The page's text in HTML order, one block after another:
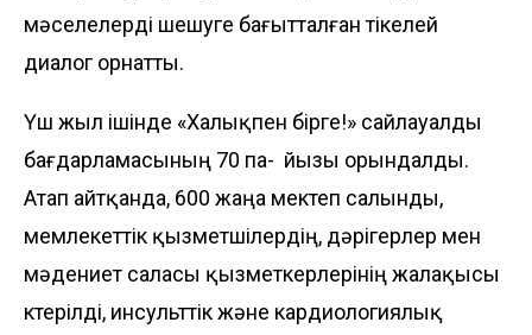
мәселелерді шешуге бағытталған тікелей
диалог орнатты.
Үш жыл ішінде «Халықпен бірге!» сайлауалды
бағдарламасының 70 па- йызы орындалды.
Атап айтқанда, 600 жаңа мектеп салынды,
мемлекеттік қызметшілердің, дәрігерлер мен
мәдениет саласы қызметкерлерінің жалақы­сы
көтерілді, инсульттік және кардиоло­гиялық